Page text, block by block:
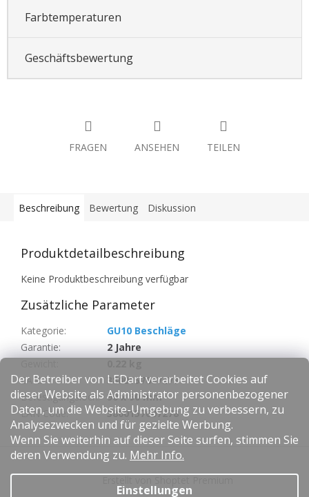
Der Betreiber von LEDart verarbeitet Cookies auf
dieser Website als Administrator personenbezogener
Daten, um die Website-Umgebung zu verbessern, zu
Analysezwecken und für gezielte Werbung.
Wenn Sie weiterhin auf dieser Seite surfen, stimmen Sie
deren Verwendung zu. Mehr Info.
Einstellungen
Farbtemperaturen
Geschäftsbewertung
FRAGEN ANSEHEN TEILEN
Beschreibung Bewertung Diskussion
Produktdetailbeschreibung
Keine Produktbeschreibung verfügbar
Zusätzliche Parameter
Kategorie:
GU10 Beschläge
Garantie:
2 Jahre
EAN:
3800157607278
Befestigungsloch: 90 x 90 mm
EAN Code : 3800157607278